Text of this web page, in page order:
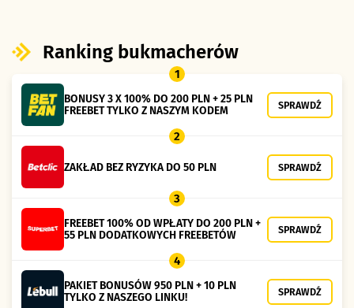
Ranking bukmacherów
1
BONUSY 3 X 100% DO 200 PLN + 25 PLN
FREEBET TYLKO Z NASZYM KODEM
SPRAWDŹ
2
ZAKŁAD BEZ RYZYKA DO 50 PLN SPRAWDŹ
3
FREEBET 100% OD WPŁATY DO 200 PLN +
55 PLN DODATKOWYCH FREEBETÓW
SPRAWDŹ
4
PAKIET BONUSÓW 950 PLN + 10 PLN
TYLKO Z NASZEGO LINKU!
SPRAWDŹ